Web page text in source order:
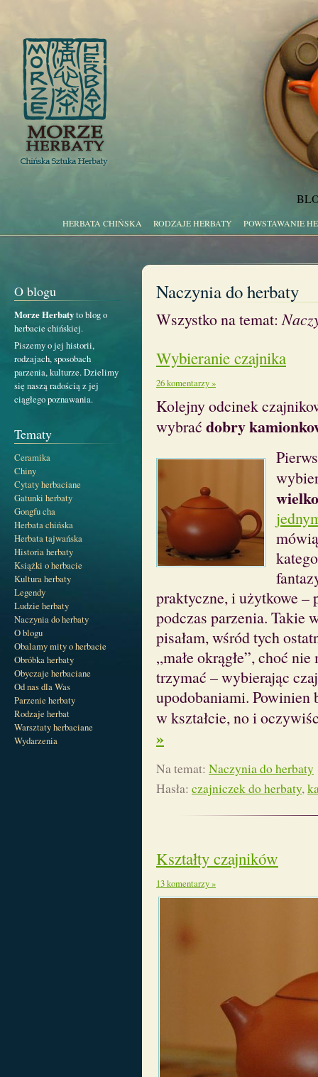
HERBATA CHIŃSKA RODZAJE HERBATY POWSTAWANIE
O blogu
Morze Herbatyto blog o
herbacie chińskiej.
Piszemy o jej historii,
rodzajach, sposobach
parzenia, kulturze. Dzielimy
się naszą radością z jej
ciągłego poznawania.
Tematy
Ceramika
Chiny
Cytaty herbaciane
Gatunki herbaty
Gongfu cha
Herbata chińska
Herbata tajwańska
Historia herbaty
Książki o herbacie
Kultura herbaty
Legendy
Ludzie herbaty
Naczynia do herbaty
O blogu
Obalamy mity o herbacie
Obróbka herbaty
Obyczaje herbaciane
Od nas dla Was
Parzenie herbaty
Rodzaje herbat
Warsztaty herbaciane
Wydarzenia
Naczynia do herbaty
Wszystko na temat:
Wybieranie czajnika
26 komentarzy »
Kolejny odcinek
wybrać dobry
praktyczne, i użytkowe –
podczas parzenia. Takie
pisałam, wśród tych
„małe okrągłe”, choć
trzymać – wybierając
upodobaniami.
w kształcie, no i
»
Na temat: Naczynia do herbaty
Hasła: czajniczek do herbaty,
Kształty czajników
13 komentarzy »